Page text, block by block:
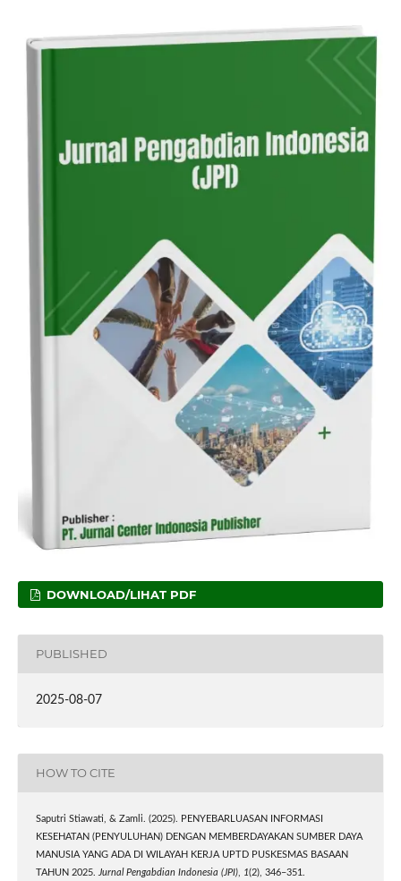
DOWNLOAD/LIHAT PDF
PUBLISHED
2025-08-07
HOW TO CITE
Saputri Stiawati, & Zamli. (2025). PENYEBARLUASAN INFORMASI
KESEHATAN (PENYULUHAN) DENGAN MEMBERDAYAKAN SUMBER DAYA
MANUSIA YANG ADA DI WILAYAH KERJA UPTD PUSKESMAS BASAAN
TAHUN 2025.
Jurnal Pengabdian Indonesia (JPI), 1(2), 346–351.